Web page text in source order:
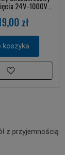
24V-1000V...
zł
koszyka
z przyjemnością